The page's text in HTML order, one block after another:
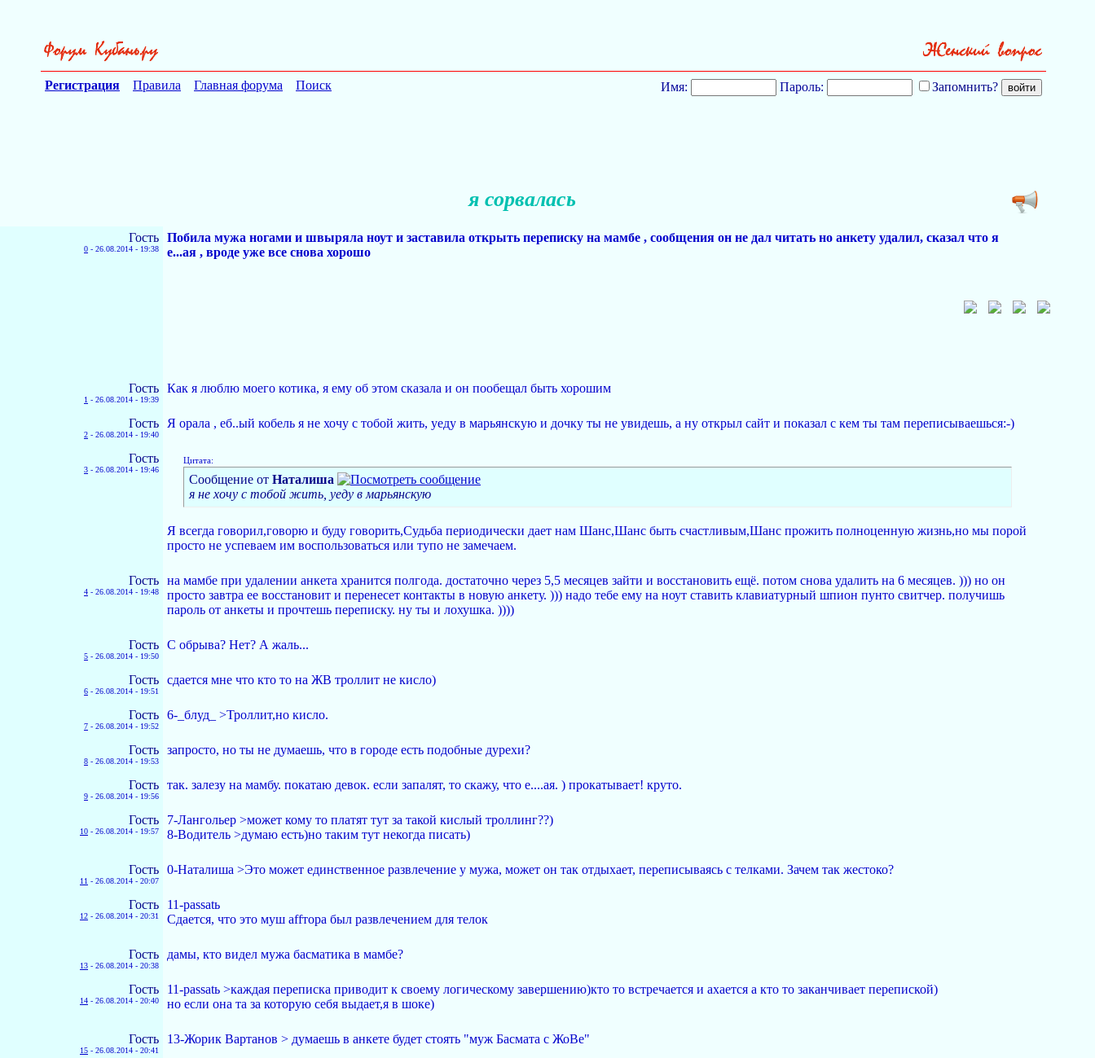
Регистрация Правила Главная форума Поиск Имя: Пароль: Запомнить?
я сорвалась
Гость
0 - 26.08.2014 - 19:38
Побила мужа ногами и швыряла ноут и заставила открыть переписку на мамбе , сообщения он не дал читать но анкету удалил, сказал что я
е...ая , вроде уже все снова хорошо
Гость
1 - 26.08.2014 - 19:39
Как я люблю моего котика, я ему об этом сказала и он пообещал быть хорошим
Гость
2 - 26.08.2014 - 19:40
Я орала , еб..ый кобель я не хочу с тобой жить, уеду в марьянскую и дочку ты не увидешь, а ну открыл сайт и показал с кем ты там переписываешься:-)
Гость
3 - 26.08.2014 - 19:46
Цитата:
Сообщение от Наталиша
я не хочу с тобой жить, уеду в марьянскую
Я всегда говорил,говорю и буду говорить,Судьба периодически дает нам Шанс,Шанс быть счастливым,Шанс прожить полноценную жизнь,но мы порой
просто не успеваем им воспользоваться или тупо не замечаем.
Гость
4 - 26.08.2014 - 19:48
на мамбе при удалении анкета хранится полгода. достаточно через 5,5 месяцев зайти и восстановить ещё. потом снова удалить на 6 месяцев. ))) но он
просто завтра ее восстановит и перенесет контакты в новую анкету. ))) надо тебе ему на ноут ставить клавиатурный шпион пунто свитчер. получишь
пароль от анкеты и прочтешь переписку. ну ты и лохушка. ))))
Гость
5 - 26.08.2014 - 19:50
С обрыва? Нет? А жаль...
Гость
6 - 26.08.2014 - 19:51
сдается мне что кто то на ЖВ троллит не кисло)
Гость
7 - 26.08.2014 - 19:52
6-_блуд_ >Троллит,но кисло.
Гость
8 - 26.08.2014 - 19:53
запросто, но ты не думаешь, что в городе есть подобные дурехи?
Гость
9 - 26.08.2014 - 19:56
так. залезу на мамбу. покатаю девок. если запалят, то скажу, что е....ая. ) прокатывает! круто.
Гость
10 - 26.08.2014 - 19:57
7-Лангольер >может кому то платят тут за такой кислый троллинг??)
8-Водитель >думаю есть)но таким тут некогда писать)
Гость
11 - 26.08.2014 - 20:07
0-Наталиша >Это может единственное развлечение у мужа, может он так отдыхает, переписываясь с телками. Зачем так жестоко?
Гость
12 - 26.08.2014 - 20:31
11-passatь
Сдается, что это муш аffтора был развлечением для телок
Гость
13 - 26.08.2014 - 20:38
дамы, кто видел мужа басматика в мамбе?
Гость
14 - 26.08.2014 - 20:40
11-passatь >каждая переписка приводит к своему логическому завершению)кто то встречается и ахается а кто то заканчивает перепиской)
но если она та за которую себя выдает,я в шоке)
Гость
15 - 26.08.2014 - 20:41
13-Жорик Вартанов > думаешь в анкете будет стоять "муж Басмата с ЖоВе"